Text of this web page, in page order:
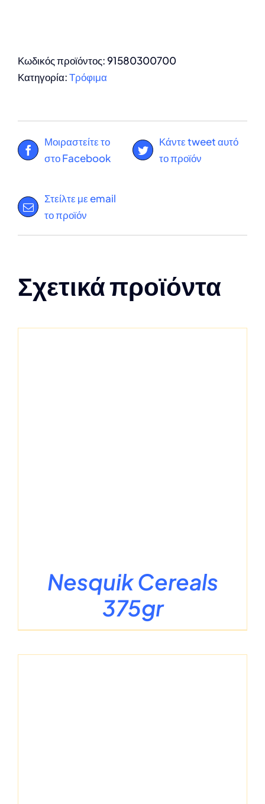
Κωδικός προϊόντος: 91580300700
Κατηγορία:Τρόφιμα
Μοιραστείτε το
στο Facebook
Κάντε tweet αυτό
το προϊόν
Στείλτε με email
το προϊόν
Σχετικά προϊόντα
Nesquik Cereals
375gr